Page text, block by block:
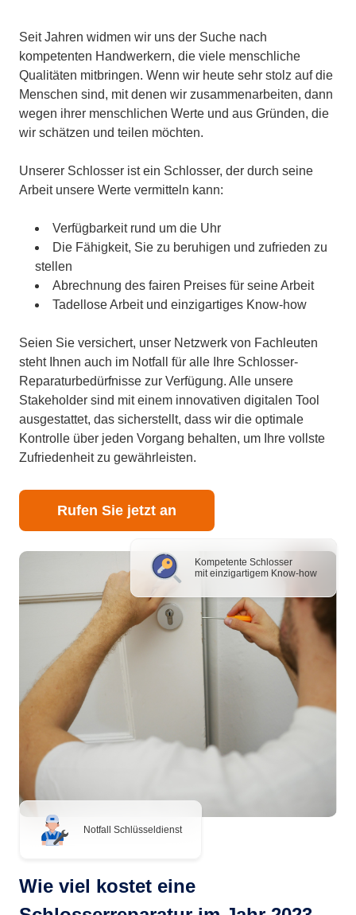
Kompetente Schlosser
mit einzigartigem Know-how
Notfall Schlüsseldienst
Seit Jahren widmen wir uns der Suche nach
kompetenten Handwerkern, die viele menschliche
Qualitäten mitbringen. Wenn wir heute sehr stolz auf die
Menschen sind, mit denen wir zusammenarbeiten, dann
wegen ihrer menschlichen Werte und aus Gründen, die
wir schätzen und teilen möchten.
Unserer Schlosser ist ein Schlosser, der durch seine
Arbeit unsere Werte vermitteln kann:
Verfügbarkeit rund um die Uhr
Die Fähigkeit, Sie zu beruhigen und zufrieden zu
stellen
Abrechnung des fairen Preises für seine Arbeit
Tadellose Arbeit und einzigartiges Know-how
Seien Sie versichert, unser Netzwerk von Fachleuten
steht Ihnen auch im Notfall für alle Ihre Schlosser-
Reparaturbedürfnisse zur Verfügung. Alle unsere
Stakeholder sind mit einem innovativen digitalen Tool
ausgestattet, das sicherstellt, dass wir die optimale
Kontrolle über jeden Vorgang behalten, um Ihre vollste
Zufriedenheit zu gewährleisten.
Rufen Sie jetzt an
Wie viel kostet eine